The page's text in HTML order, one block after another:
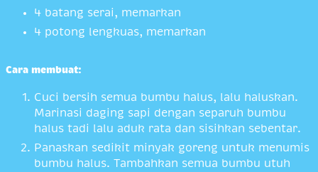
4 batang serai, memarkan
4 potong lengkuas, memarkan
Cara membuat:
Cuci bersih semua bumbu halus, lalu haluskan.
Marinasi daging sapi dengan separuh bumbu
halus tadi lalu aduk rata dan sisihkan sebentar.
Panaskan sedikit minyak goreng untuk menumis
bumbu halus. Tambahkan semua bumbu utuh